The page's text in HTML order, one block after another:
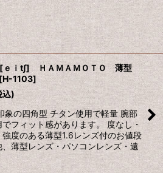
ｉt∫] ＨＡＭＡＭＯＴＯ 薄型
[H-1103]
込)
の四角型 チタン使用で軽量 腕部
フィット感があります。 度なし・
度のある薄型1.6レンズ付のお値段
薄型レンズ・パソコンレンズ・遠